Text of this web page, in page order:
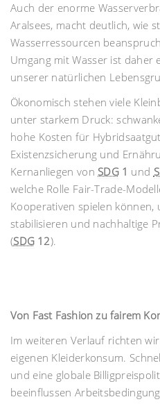
Auch der enorme
Aralsees, macht deutlich, wie
Wasserressourcen
Umgang mit Wasser ist daher
unserer natürlichen
Ökonomisch stehen viele
unter starkem Druck:
hohe Kosten für
Existenzsicherung und
Kernanliegen vonSDG1 und
welche Rolle Fair-Trade-
Kooperativen spielen können,
stabilisieren und nachhaltige
(SDG12).
Von Fast Fashion zu fairem
Im weiteren Verlauf richten
eigenen Kleiderkonsum.
und eine globale
beeinflussen